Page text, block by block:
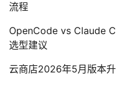
流程
OpenCode vs Claude
选型建议
云商店2026年5月版本